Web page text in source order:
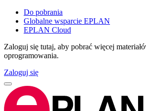
Do pobrania
Globalne wsparcie EPLAN
EPLAN Cloud
Zaloguj się tutaj, aby pobrać więcej
oprogramowania.
Zaloguj się